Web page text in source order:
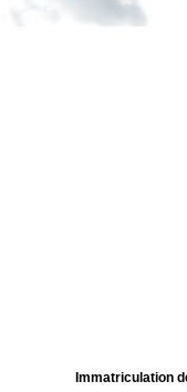
Immatriculation